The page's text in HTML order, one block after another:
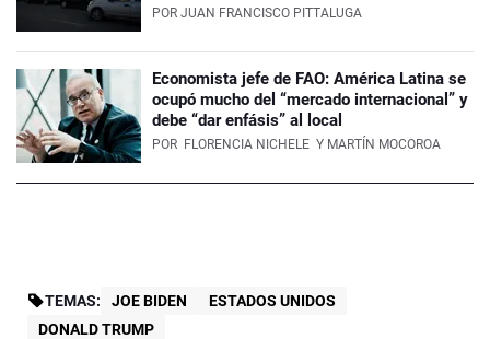
POR JUAN FRANCISCO PITTALUGA
Economista jefe de FAO: América Latina se
ocupó mucho del “mercado internacional” y
debe “dar enfásis” al local
POR FLORENCIA NICHELE Y MARTÍN MOCOROA
TEMAS: JOE BIDEN
ESTADOS UNIDOS
DONALD TRUMP